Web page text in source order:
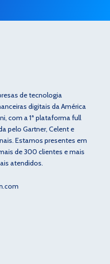
de tecnologia
digitais da América
com a 1ª plataforma full
pelo Gartner, Celent e
Estamos presentes em
de 300 clientes e mais
atendidos.